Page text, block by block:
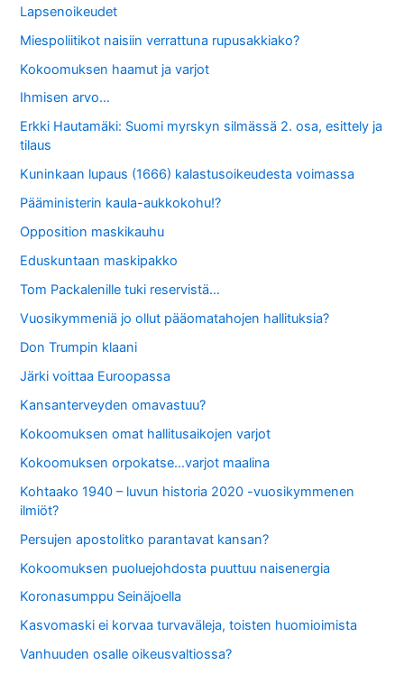
Lapsenoikeudet
Miespoliitikot naisiin verrattuna rupusakkiako?
Kokoomuksen haamut ja varjot
Ihmisen arvo…
Erkki Hautamäki: Suomi myrskyn silmässä 2. osa, esittely ja
tilaus
Kuninkaan lupaus (1666) kalastusoikeudesta voimassa
Pääministerin kaula-aukkokohu!?
Opposition maskikauhu
Eduskuntaan maskipakko
Tom Packalenille tuki reservistä…
Vuosikymmeniä jo ollut pääomatahojen hallituksia?
Don Trumpin klaani
Järki voittaa Euroopassa
Kansanterveyden omavastuu?
Kokoomuksen omat hallitusaikojen varjot
Kokoomuksen orpokatse…varjot maalina
Kohtaako 1940 – luvun historia 2020 -vuosikymmenen
ilmiöt?
Persujen apostolitko parantavat kansan?
Kokoomuksen puoluejohdosta puuttuu naisenergia
Koronasumppu Seinäjoella
Kasvomaski ei korvaa turvaväleja, toisten huomioimista
Vanhuuden osalle oikeusvaltiossa?